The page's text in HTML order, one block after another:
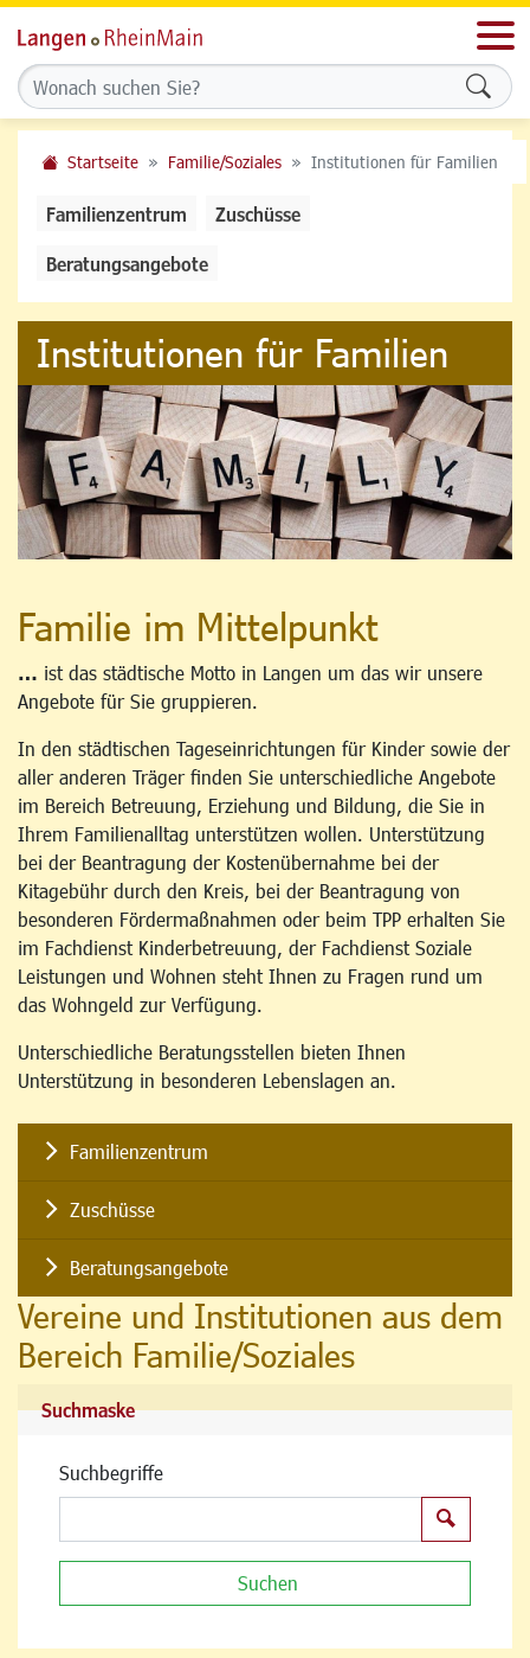
Startseite Familie/Soziales Institutionen für Familien
Familienzentrum Zuschüsse
Beratungsangebote
Institutionen für Familien
Familie im Mittelpunkt
… ist das städtische Motto in Langen um das wir unsere
Angebote für Sie gruppieren.
In den städtischen Tageseinrichtungen für Kinder sowie der
aller anderen Träger finden Sie unterschiedliche Angebote
im Bereich Betreuung, Erziehung und Bildung, die Sie in
Ihrem Familienalltag unterstützen wollen. Unterstützung
bei der Beantragung der Kostenübernahme bei der
Kitagebühr durch den Kreis, bei der Beantragung von
besonderen Fördermaßnahmen oder beim TPP erhalten Sie
im Fachdienst Kinderbetreuung, der Fachdienst Soziale
Leistungen und Wohnen steht Ihnen zu Fragen rund um
das Wohngeld zur Verfügung.
Unterschiedliche Beratungsstellen bieten Ihnen
Unterstützung in besonderen Lebenslagen an.
Familienzentrum
Zuschüsse
Beratungsangebote
Vereine und Institutionen aus dem
Bereich Familie/Soziales
Suchmaske
Suchbegriffe
Suchen